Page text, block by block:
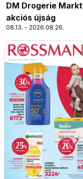
DM Drogerie Markt
akciós újság
08.13. - 2026.08.26.